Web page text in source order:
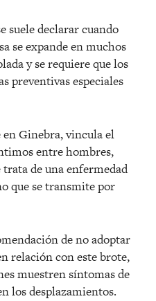
suele declarar cuando
se expande en muchos
y se requiere que los
preventivas especiales
Ginebra, vincula el
entre hombres,
de una enfermedad
que se transmite por
de no adoptar
relación con este brote,
muestren síntomas de
los desplazamientos.